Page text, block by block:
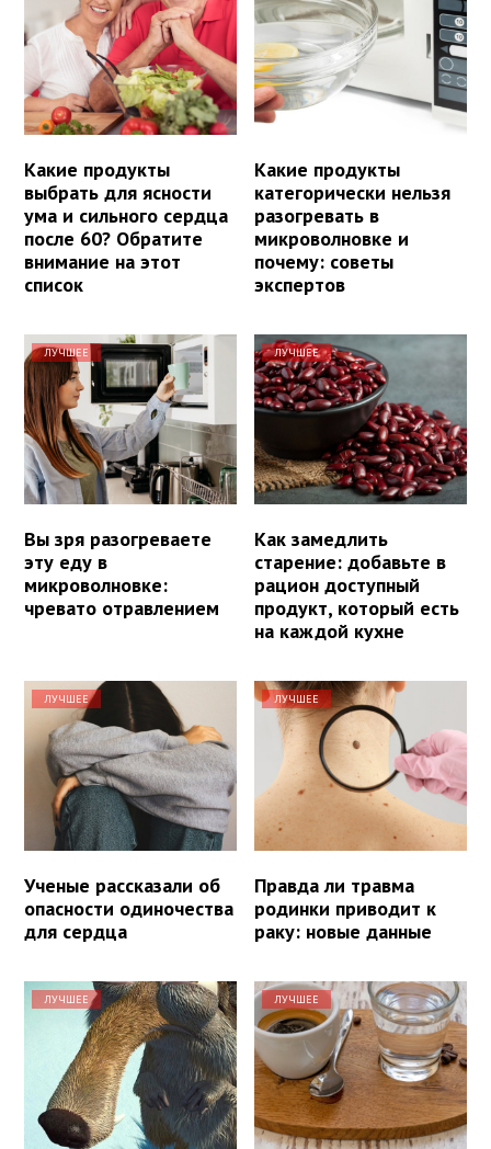
Какие продукты
выбрать для ясности
ума и сильного сердца
после 60? Обратите
внимание на этот
список
Какие продукты
категорически нельзя
разогревать в
микроволновке и
почему: советы
экспертов
ЛУЧШЕЕ
Вы зря разогреваете
эту еду в
микроволновке:
чревато отравлением
ЛУЧШЕЕ
Как замедлить
старение: добавьте в
рацион доступный
продукт, который есть
на каждой кухне
ЛУЧШЕЕ
Ученые рассказали об
опасности одиночества
для сердца
ЛУЧШЕЕ
Правда ли травма
родинки приводит к
раку: новые данные
ЛУЧШЕЕ ЛУЧШЕЕ